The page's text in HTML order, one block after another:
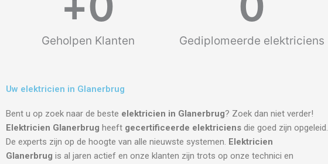
Geholpen Klanten Gediplomeerde elektriciens
Uw elektricien in Glanerbrug
Bent u op zoek naar de beste elektricien in Glanerbrug? Zoek dan niet verder!
Elektricien Glanerbrug heeft gecertificeerde elektriciens die goed zijn opgeleid.
De experts zijn op de hoogte van alle nieuwste systemen. Elektricien
Glanerbrug is al jaren actief en onze klanten zijn trots op onze technici en